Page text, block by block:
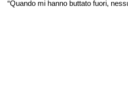
“Quando mi hanno buttato fuori,